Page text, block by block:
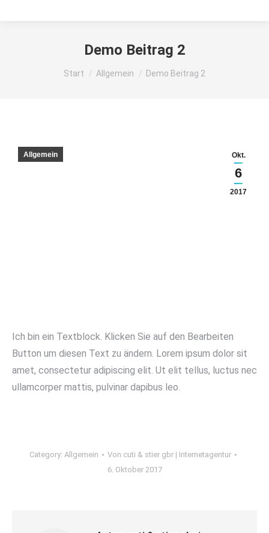
Demo Beitrag 2
Sie befinden sich hier:
Start Allgemein Demo Beitrag 2
Okt.
6
2017
Allgemein
Ich bin ein Textblock. Klicken Sie auf den Bearbeiten
Button um diesen Text zu ändern. Lorem ipsum dolor sit
amet, consectetur adipiscing elit. Ut elit tellus, luctus nec
ullamcorper mattis, pulvinar dapibus leo.
Category: Allgemein Von cuti & stier gbr | Internetagentur
6. Oktober 2017